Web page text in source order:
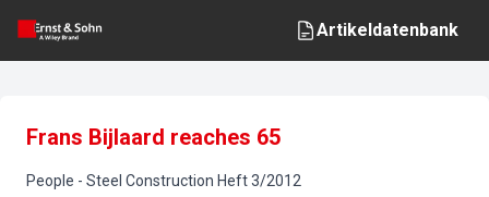
Artikeldatenbank
Frans Bijlaard reaches 65
People - Steel Construction Heft3/2012